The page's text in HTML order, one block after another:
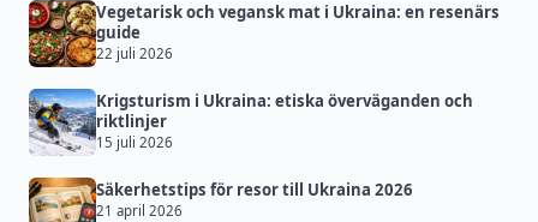
Vegetarisk och vegansk mat i Ukraina: en resenärs
guide
22 juli 2026
Krigsturism i Ukraina: etiska överväganden och
riktlinjer
15 juli 2026
Säkerhetstips för resor till Ukraina 2026
21 april 2026